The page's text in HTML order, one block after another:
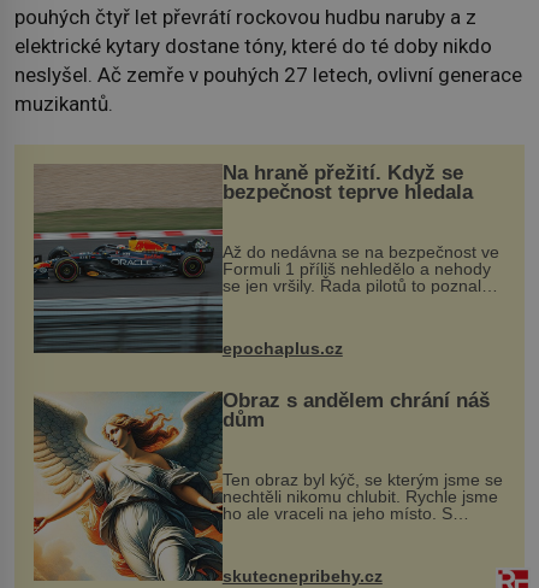
pouhých čtyř let převrátí rockovou hudbu naruby a z
elektrické kytary dostane tóny, které do té doby nikdo
neslyšel. Ač zemře v pouhých 27 letech, ovlivní generace
muzikantů.
Na hraně přežití. Když se
bezpečnost teprve hledala
Až do nedávna se na bezpečnost ve
Formuli 1 příliš nehledělo a nehody
se jen vršily. Řada pilotů to poznala
na vlastní kůži, často s trvalými
následky nebo bohužel i ztrátou
života. Dnes nepochopiteln...
epochaplus.cz
Obraz s andělem chrání náš
dům
Ten obraz byl kýč, se kterým jsme se
nechtěli nikomu chlubit. Rychle jsme
ho ale vraceli na jeho místo. S
manželem Vaškem jsme si pořídili
chaloupku, takový domek na severu
Čech, kde jsme si naplánova...
skutecnepribehy.cz